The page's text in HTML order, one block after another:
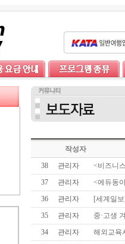
작성자
38
관리자
<비즈니
37
관리자
<에듀동
36
관리자
[세계일
35
관리자
중·고생
34
관리자
해외교육